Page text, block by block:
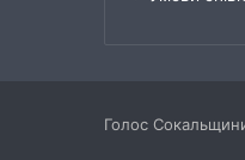
Голос